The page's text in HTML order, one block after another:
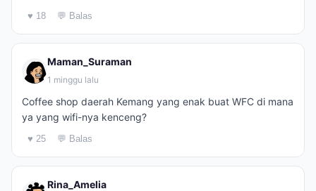
♥ 18 💬 Balas
Maman_Suraman
1 minggu lalu
Coffee shop daerah Kemang yang enak buat WFC di mana
ya yang wifi-nya kenceng?
♥ 25 💬 Balas
Rina_Amelia